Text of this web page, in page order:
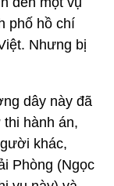
phố hồ chí
Nhưng bị
dây này đã
hành án,
khác,
Phòng (Ngọc